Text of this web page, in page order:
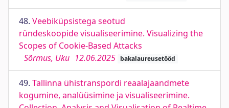
48. Veebiküpsistega seotud
ründeskoopide visualiseerimine. Visualizing the
Scopes of Cookie-Based Attacks
Sõrmus, Uku 12.06.2025 bakalaureusetööd
49. Tallinna ühistranspordi reaalajaandmete
kogumine, analüüsimine ja visualiseerimine.